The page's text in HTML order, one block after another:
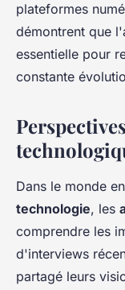
plateformes
démontrent que
essentielle pour
constante
Dans le monde
technologie, les
comprendre les
d'interviews
partagé leurs